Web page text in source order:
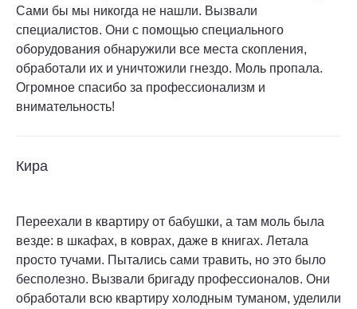
Сами бы мы никогда не нашли. Вызвали
специалистов. Они с помощью специального
оборудования обнаружили все места скопления,
обработали их и уничтожили гнездо. Моль пропала.
Огромное спасибо за профессионализм и
внимательность!
Кира
Переехали в квартиру от бабушки, а там моль была
везде: в шкафах, в коврах, даже в книгах. Летала
просто тучами. Пытались сами травить, но это было
бесполезно. Вызвали бригаду профессионалов. Они
обработали всю квартиру холодным туманом, уделили